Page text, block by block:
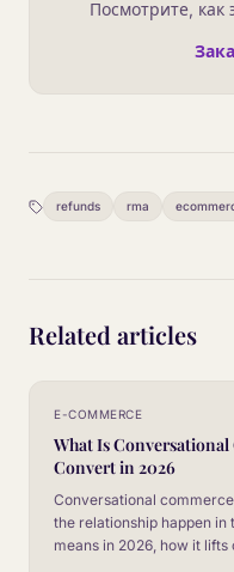
Посмотрите, как
refunds rma
Related articles
E-COMMERCE
What Is
Convert in 2026
Conversational
the relationship happen in
means in 2026, how it